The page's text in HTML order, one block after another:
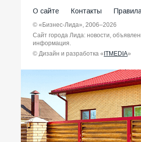
О сайте Контакты
© «Бизнес-Лида», 2006–2026
Сайт города Лида: новости,
информация.
© Дизайн и разработка «ITMEDIA»